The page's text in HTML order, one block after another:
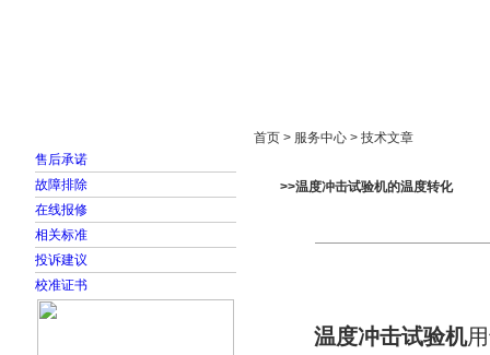
售后承诺
故障排除
在线报修
相关标准
投诉建议
校准证书
首页 > 服务中心 > 技术文章
>>温度冲击试验机的温度转化
温度冲击试验机